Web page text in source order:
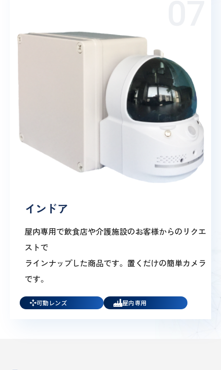
インドア
屋内専用で飲食店や介護施設のお客様からのリクエ
ストで
ラインナップした商品です。置くだけの簡単カメラ
です。
可動レンズ 屋内専用